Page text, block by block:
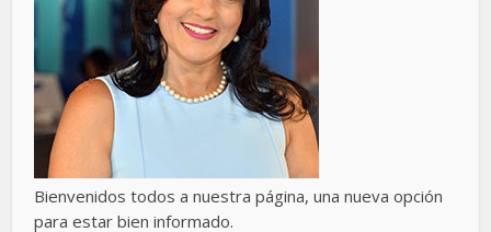
Bienvenidos todos a nuestra página, una nueva opción
para estar bien informado.